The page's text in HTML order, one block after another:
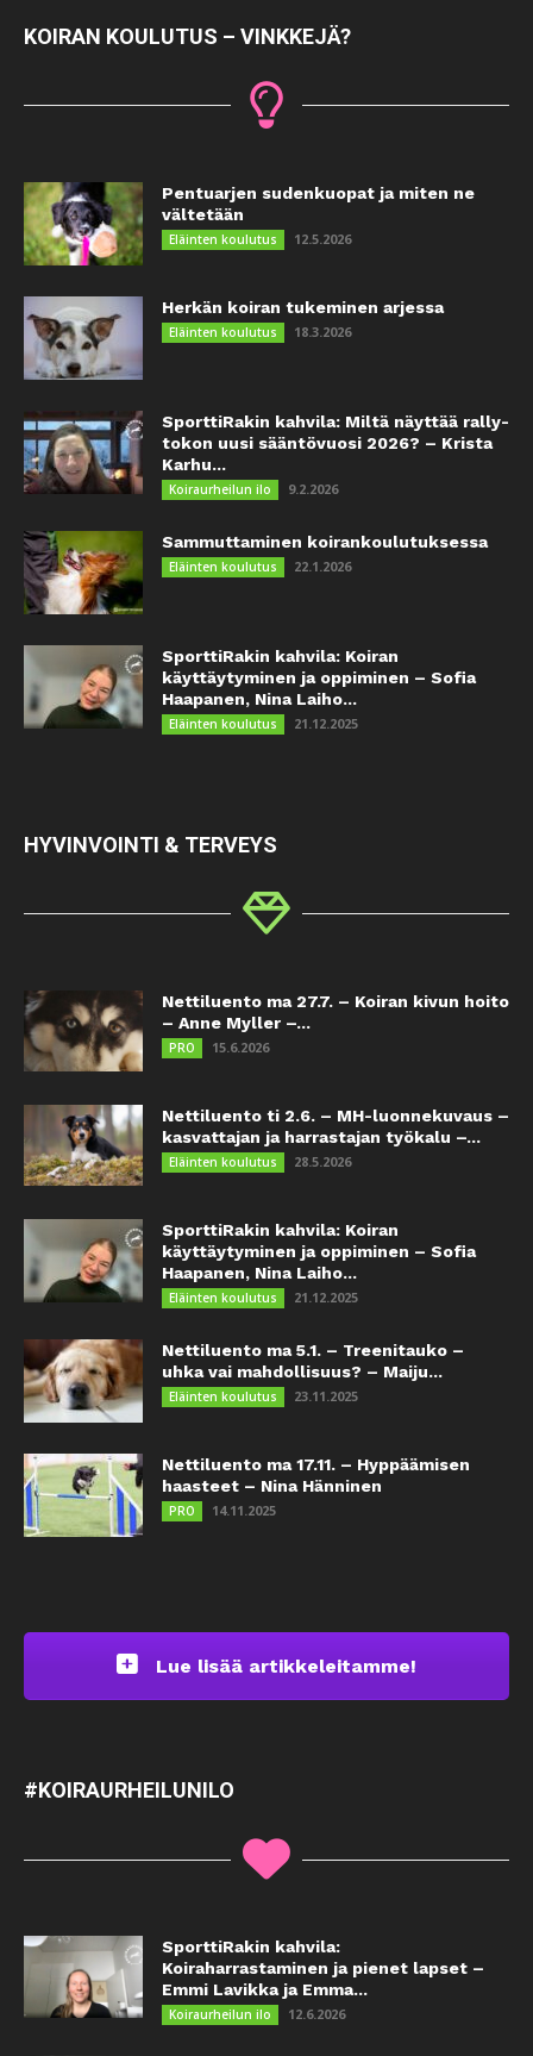
KOIRAN KOULUTUS – VINKKEJÄ?
Pentuarjen sudenkuopat ja miten ne
vältetään
Eläinten koulutus 12.5.2026
Herkän koiran tukeminen arjessa
Eläinten koulutus 18.3.2026
SporttiRakin kahvila: Miltä näyttää rally-
tokon uusi sääntövuosi 2026? – Krista
Karhu...
Koiraurheilun ilo 9.2.2026
Sammuttaminen koirankoulutuksessa
Eläinten koulutus 22.1.2026
SporttiRakin kahvila: Koiran
käyttäytyminen ja oppiminen – Sofia
Haapanen, Nina Laiho...
Eläinten koulutus 21.12.2025
HYVINVOINTI & TERVEYS
Nettiluento ma 27.7. – Koiran kivun hoito
– Anne Myller –...
PRO 15.6.2026
Nettiluento ti 2.6. – MH-luonnekuvaus –
kasvattajan ja harrastajan työkalu –...
Eläinten koulutus 28.5.2026
SporttiRakin kahvila: Koiran
käyttäytyminen ja oppiminen – Sofia
Haapanen, Nina Laiho...
Eläinten koulutus 21.12.2025
Nettiluento ma 5.1. – Treenitauko –
uhka vai mahdollisuus? – Maiju...
Eläinten koulutus 23.11.2025
Nettiluento ma 17.11. – Hyppäämisen
haasteet – Nina Hänninen
PRO 14.11.2025
Lue lisää artikkeleitamme!
#KOIRAURHEILUNILO
SporttiRakin kahvila:
Koiraharrastaminen ja pienet lapset –
Emmi Lavikka ja Emma...
Koiraurheilun ilo 12.6.2026